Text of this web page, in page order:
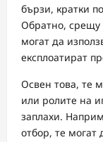
бързи, кратки
Обратно, срещу
могат да
експлоатират
Освен това, те
или ролите на
заплахи.
отбор, те могат